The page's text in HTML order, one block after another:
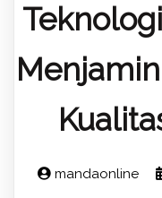
mandaonline